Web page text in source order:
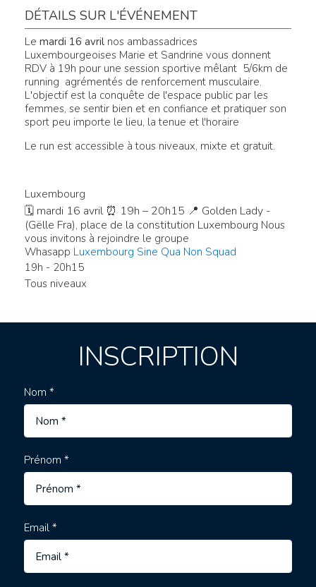
DÉTAILS SUR L'ÉVÉNEMENT
Le mardi 16 avril nos ambassadrices
Luxembourgeoises Marie et Sandrine vous donnent
RDV à 19h pour une session sportive mêlant 5/6km de
running agrémentés de renforcement musculaire.
L'objectif est la conquête de l'espace public par les
femmes, se sentir bien et en confiance et pratiquer son
sport peu importe le lieu, la tenue et l'horaire
Le run est accessible à tous niveaux, mixte et gratuit.
Luxembourg
🗓 mardi 16 avril ⏰ 19h – 20h15 📍 Golden Lady -
(Gëlle Fra), place de la constitution Luxembourg Nous
vous invitons à rejoindre le groupe
Whasapp Luxembourg Sine Qua Non Squad
19h - 20h15
Tous niveaux
INSCRIPTION
Nom *
Prénom *
Email *